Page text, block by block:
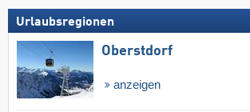
Urlaubsregionen
Oberstdorf
anzeigen